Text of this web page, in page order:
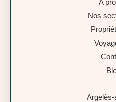
Nos